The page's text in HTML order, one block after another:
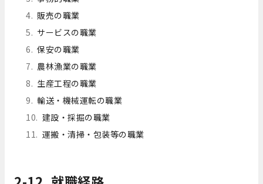
販売の職業
サービスの職業
保安の職業
農林漁業の職業
生産工程の職業
輸送・機械運転の職業
建設・採掘の職業
運搬・清掃・包装等の職業